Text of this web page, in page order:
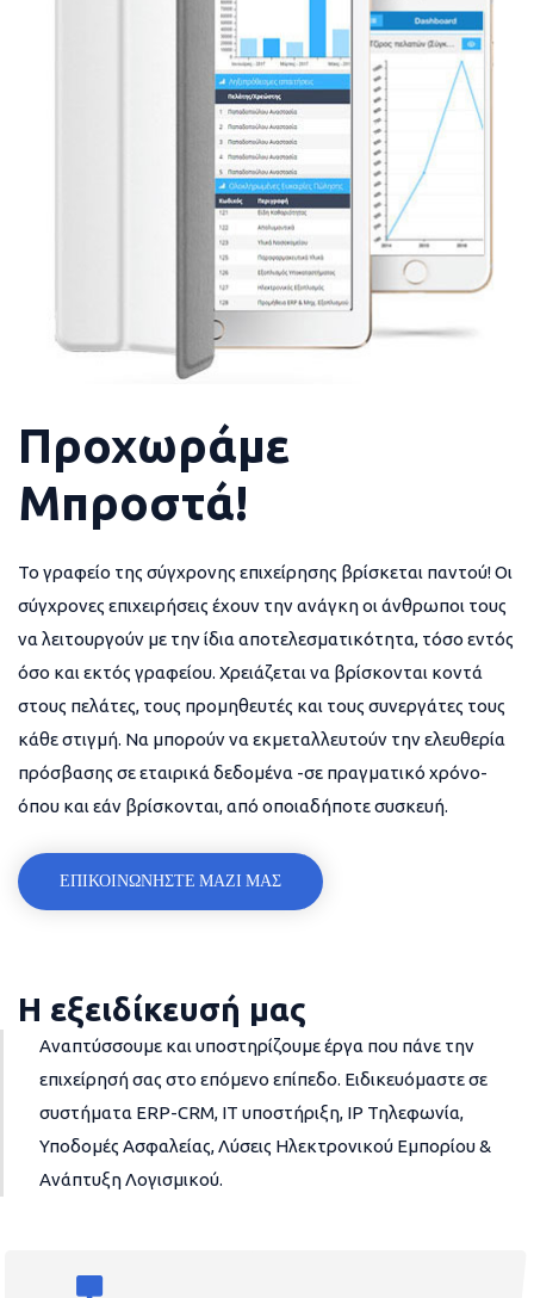
Προχωράμε
Μπροστά!
Το γραφείο της σύγχρονης επιχείρησης βρίσκεται παντού! Οι
σύγχρονες επιχειρήσεις έχουν την ανάγκη οι άνθρωποι τους
να λειτουργούν με την ίδια αποτελεσματικότητα, τόσο εντός
όσο και εκτός γραφείου. Χρειάζεται να βρίσκονται κοντά
στους πελάτες, τους προμηθευτές και τους συνεργάτες τους
κάθε στιγμή. Να μπορούν να εκμεταλλευτούν την ελευθερία
πρόσβασης σε εταιρικά δεδομένα -σε πραγματικό χρόνο-
όπου και εάν βρίσκονται, από οποιαδήποτε συσκευή.
ΕΠΙΚΟΙΝΩΝΗΣΤΕ ΜΑΖΙ ΜΑΣ
Η εξειδίκευσή μας
Αναπτύσσουμε και υποστηρίζουμε έργα που πάνε την
επιχείρησή σας στο επόμενο επίπεδο. Ειδικευόμαστε σε
συστήματα ERP-CRM, IT υποστήριξη, IP Τηλεφωνία,
Υποδομές Ασφαλείας, Λύσεις Ηλεκτρονικού Εμπορίου &
Ανάπτυξη Λογισμικού.